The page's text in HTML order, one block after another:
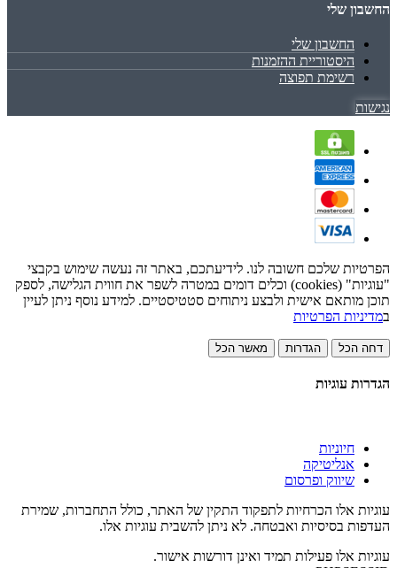
החשבון שלי
החשבון שלי
היסטוריית ההזמנות
רשימת תפוצה
נגישות
הפרטיות שלכם חשובה לנו. לידיעתכם, באתר זה נעשה שימוש בקבצי
"עוגיות" (cookies) וכלים דומים במטרה לשפר את חווית הגלישה, לספק
תוכן מותאם אישית ולבצע ניתוחים סטטיסטיים. למידע נוסף ניתן לעיין
במדיניות הפרטיות
דחה הכל הגדרות מאשר הכל
הגדרות עוגיות
חיוניות
אנליטיקה
שיווק ופרסום
עוגיות אלו הכרחיות לתפקוד התקין של האתר, כולל התחברות, שמירת
העדפות בסיסיות ואבטחה. לא ניתן להשבית עוגיות אלו.
עוגיות אלו פעילות תמיד ואינן דורשות אישור.